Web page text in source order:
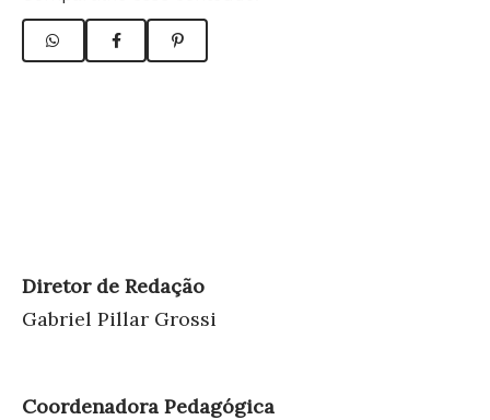
Diretor de Redação
Gabriel Pillar Grossi
Coordenadora Pedagógica